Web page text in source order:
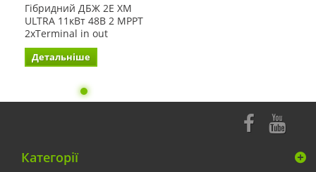
Гібридний ДБЖ 2E XM
ULTRA 11кВт 48В 2 MPPT
2xTerminal in out
Детальніше
Категорії